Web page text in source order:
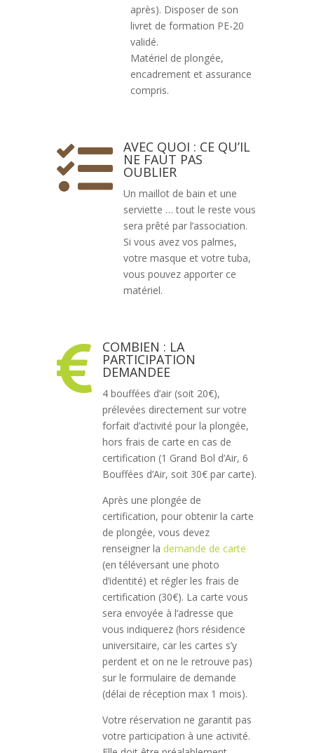
après). Disposer de son
livret de formation PE-20
validé.
Matériel de plongée,
encadrement et assurance
compris.
 AVEC QUOI : CE QU’IL
NE FAUT PAS
OUBLIER
Un maillot de bain et une
serviette … tout le reste vous
sera prêté par l’association.
Si vous avez vos palmes,
votre masque et votre tuba,
vous pouvez apporter ce
matériel.
 COMBIEN : LA
PARTICIPATION
DEMANDEE
4 bouffées d’air (soit 20€),
prélevées directement sur votre
forfait d’activité pour la plongée,
hors frais de carte en cas de
certification (1 Grand Bol d’Air, 6
Bouffées d’Air, soit 30€ par carte).
Après une plongée de
certification, pour obtenir la carte
de plongée, vous devez
renseigner la demande de carte
(en téléversant une photo
d’identité) et régler les frais de
certification (30€). La carte vous
sera envoyée à l’adresse que
vous indiquerez (hors résidence
universitaire, car les cartes s’y
perdent et on ne le retrouve pas)
sur le formulaire de demande
(délai de réception max 1 mois).
Votre réservation ne garantit pas
votre participation à une activité.